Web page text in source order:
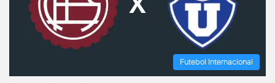
Futebol Internacional